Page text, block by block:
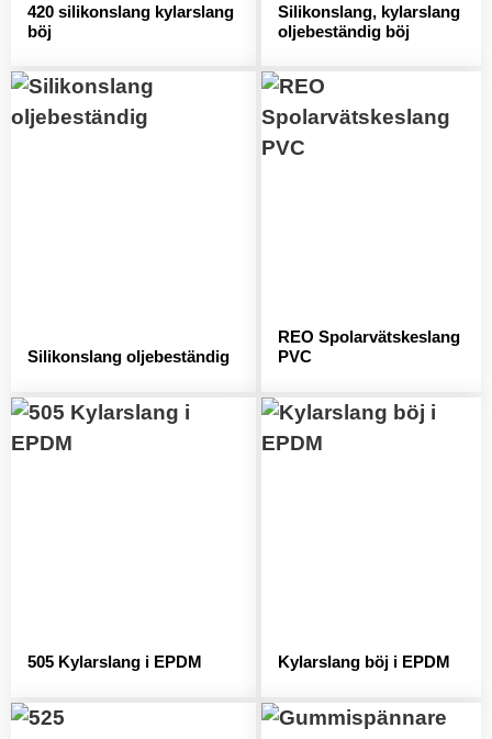
420 silikonslang kylarslang
böj
Silikonslang, kylarslang
oljebeständig böj
Silikonslang oljebeständig
REO Spolarvätskeslang
PVC
505 Kylarslang i EPDM Kylarslang böj i EPDM